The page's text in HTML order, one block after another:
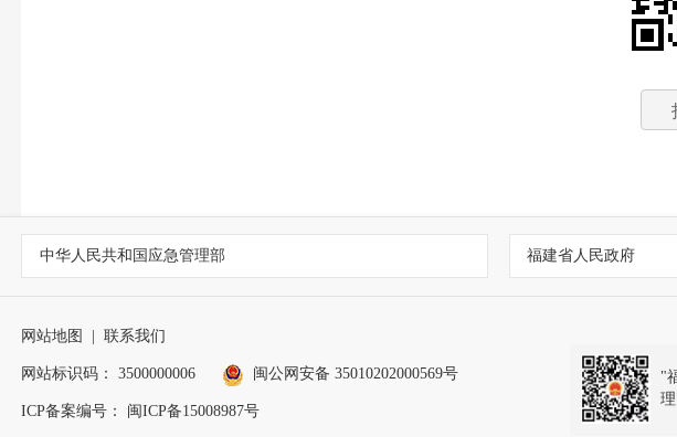
中华人民共和国应急管理部 福建省人民政府
网站地图 联系我们
网站标识码： 3500000006 闽公网安备 35010202000569号
ICP备案编号： 闽ICP备15008987号
"